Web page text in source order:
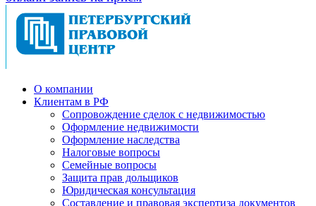
О компании
Клиентам в РФ
Cопровождение сделок с недвижимостью
Оформление недвижимости
Оформление наследства
Налоговые вопросы
Семейные вопросы
Защита прав дольщиков
Юридическая консультация
Составление и правовая экспертиза документов